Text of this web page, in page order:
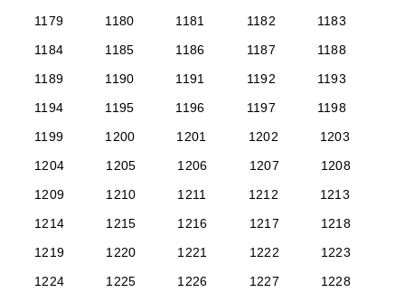
1179
1180 1181 1182
1183
1184
1185 1186 1187
1188
1189
1190 1191 1192
1193
1194
1195 1196 1197
1198
1199
1200 1201 1202
1203
1204
1205 1206 1207
1208
1209
1210 1211 1212
1213
1214
1215 1216 1217
1218
1219
1220 1221 1222
1223
1224
1225 1226 1227
1228